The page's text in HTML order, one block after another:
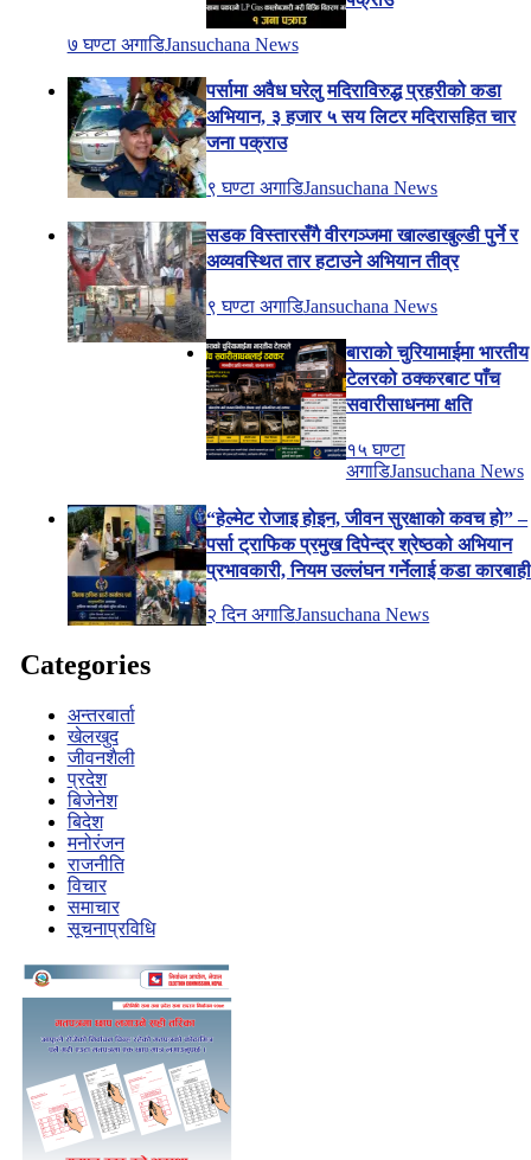
७ घण्टा अगाडिJansuchana News
पर्सामा अवैध घरेलु मदिराविरुद्ध प्रहरीको कडा
अभियान, ३ हजार ५ सय लिटर मदिरासहित चार
जना पक्राउ
९ घण्टा अगाडिJansuchana News
सडक विस्तारसँगै वीरगञ्जमा खाल्डाखुल्डी पुर्ने र
अव्यवस्थित तार हटाउने अभियान तीव्र
९ घण्टा अगाडिJansuchana News
बाराको चुरियामाईमा भारतीय
टेलरको ठक्करबाट पाँच
सवारीसाधनमा क्षति
१५ घण्टा
अगाडिJansuchana News
“हेल्मेट रोजाइ होइन, जीवन सुरक्षाको कवच हो” –
पर्सा ट्राफिक प्रमुख दिपेन्द्र श्रेष्ठको अभियान
प्रभावकारी, नियम उल्लंघन गर्नेलाई कडा कारबाही
२ दिन अगाडिJansuchana News
Categories
अन्तरबार्ता
खेलखुद
जीवनशैली
प्रदेश
बिजेनेश
बिदेश
मनोरंजन
राजनीति
विचार
समाचार
सूचनाप्रविधि